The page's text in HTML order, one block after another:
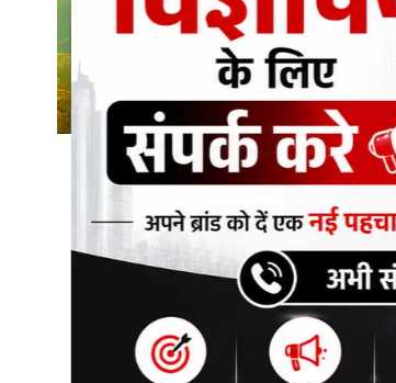
मनोरंजन
स्वास्थ्य\लाइफस्टाइल
अजब गजब